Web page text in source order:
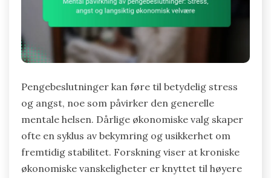
Pengebeslutninger kan føre til betydelig stress
og angst, noe som påvirker den generelle
mentale helsen. Dårlige økonomiske valg skaper
ofte en syklus av bekymring og usikkerhet om
fremtidig stabilitet. Forskning viser at kroniske
økonomiske vanskeligheter er knyttet til høyere